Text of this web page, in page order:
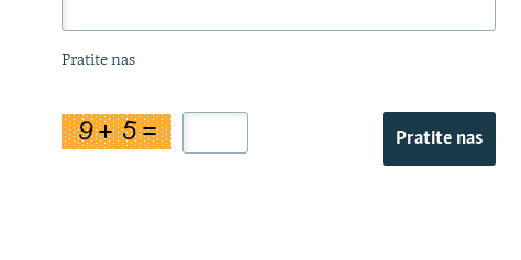
Pratite nas
Pratite nas